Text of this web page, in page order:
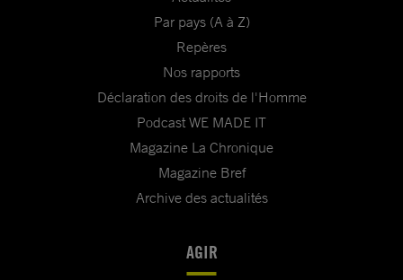
Par pays (A à Z)
Repères
Nos rapports
Déclaration des droits de l'Homme
Podcast WE MADE IT
Magazine La Chronique
Magazine Bref
Archive des actualités
AGIR